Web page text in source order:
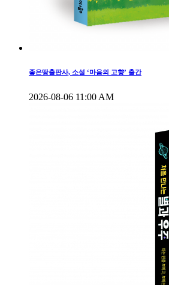
좋은땅출판사, 소설 ‘마음의 고향’ 출간
2026-08-06 11:00 AM